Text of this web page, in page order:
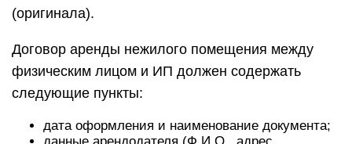
(оригинала).
Договор аренды нежилого помещения между
физическим лицом и ИП должен содержать
следующие пункты:
дата оформления и наименование документа;